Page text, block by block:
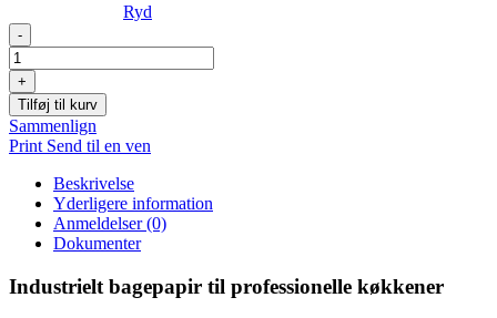
Ryd
Bagepapir,
ABENA
Cater-
Line,
60x45cm,
bleget,
papir/silikone/virgin,
antal
-
+
Tilføj til kurv
Sammenlign
Print Send til en ven
Beskrivelse
Yderligere information
Anmeldelser (0)
Dokumenter
Industrielt bagepapir til professionelle køkkener